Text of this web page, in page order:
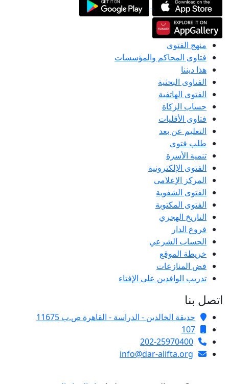
منهج الفتوى
فتاوى المحاكم والمؤسسات
هذا ديننا
الفتاوى البحثية
الفتوى الهاتفية
حساب الزكاة
فتاوى الأقليات
التعليم عن بعد
طلب فتوى
تنمية الأسرة
الفتوى الإلكترونية
المركز الإعلامى
الفتوى الشفوية
الفتوى المكتوبة
التاريخ الهجري
فروع الدار
الحساب الشرعي
خريطة الموقع
فض المنازعات
تدريب الوافدين على الإفتاء
اتصل بنا
حديقة الخالدين - الدراسة - القاهرة ص.ب 11675
107
202-25970400
info@dar-alifta.org